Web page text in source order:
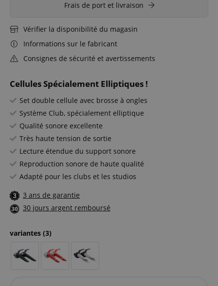
Cellules Spécialement Elliptiques !
Set double cellule avec brosse à ongles
Système Club, spécialement elliptique
Qualité sonore excellente
Très haute tension de sortie
Lecture étendue du support sonore
Reproduction sonore de haute qualité
Adapté pour les clubs et les studios
3 ans de garantie
30 jours argent remboursé
variantes (3)
Frais de port et livraison
Vérifier la disponibilité du magasin
Informations sur le fabricant
Consignes de sécurité et avertissements